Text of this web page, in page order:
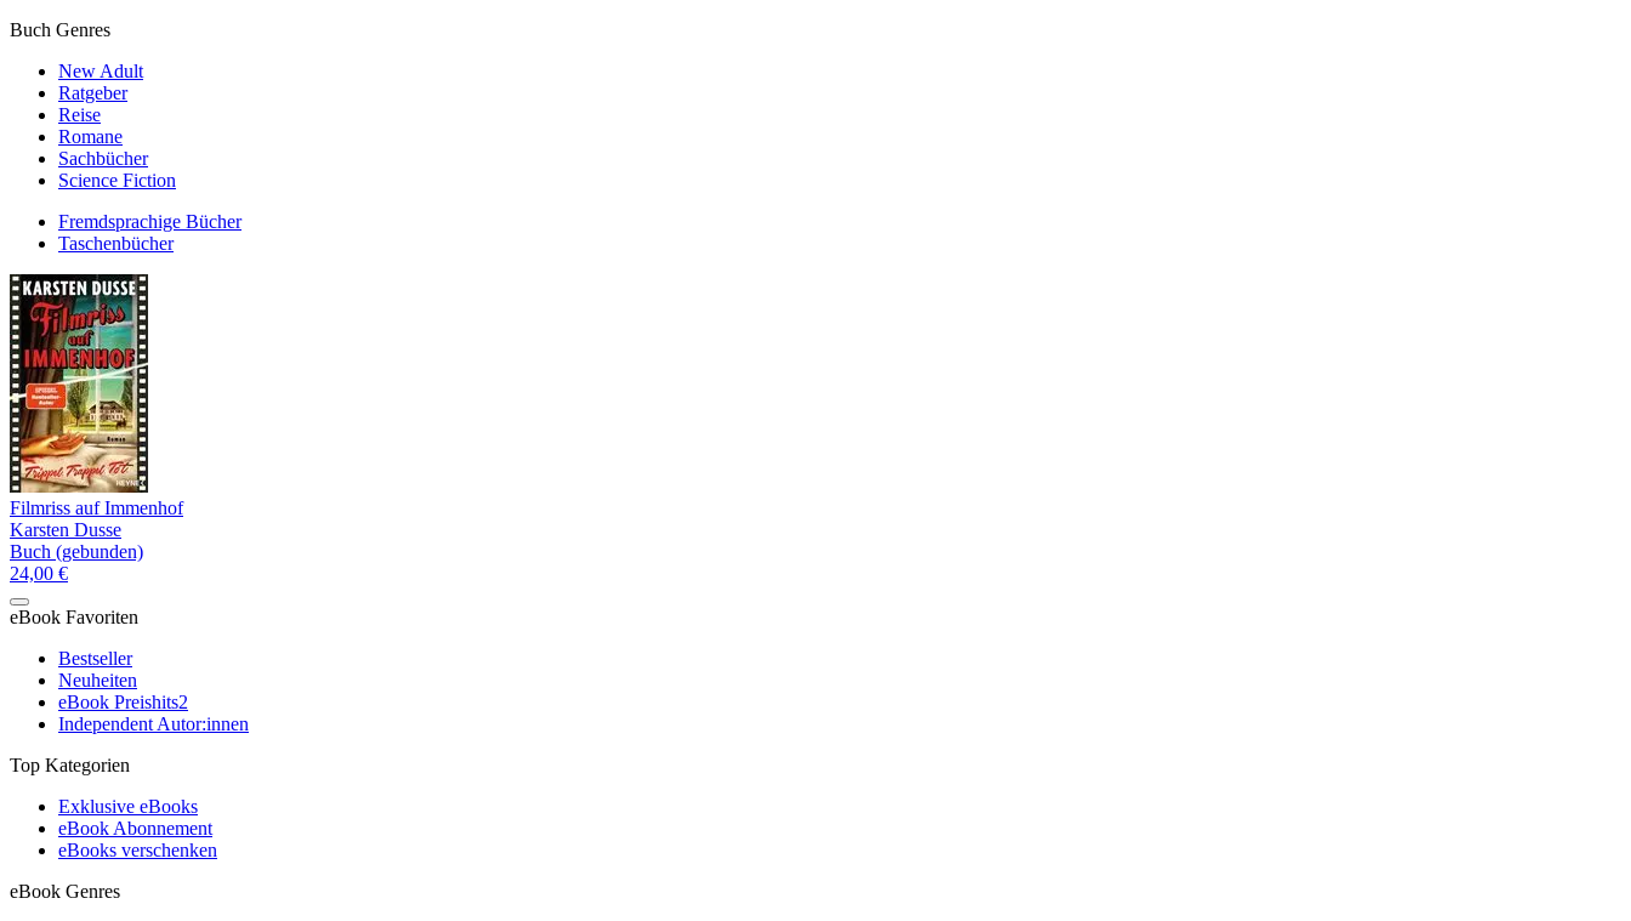
Buch Genres
New Adult
Ratgeber
Reise
Romane
Sachbücher
Science Fiction
Fremdsprachige Bücher
Taschenbücher
Filmriss auf Immenhof
Karsten Dusse
Buch (gebunden)
24,00 €
eBook Favoriten
Bestseller
Neuheiten
eBook Preishits2
Independent Autor:innen
Top Kategorien
Exklusive eBooks
eBook Abonnement
eBooks verschenken
eBook Genres